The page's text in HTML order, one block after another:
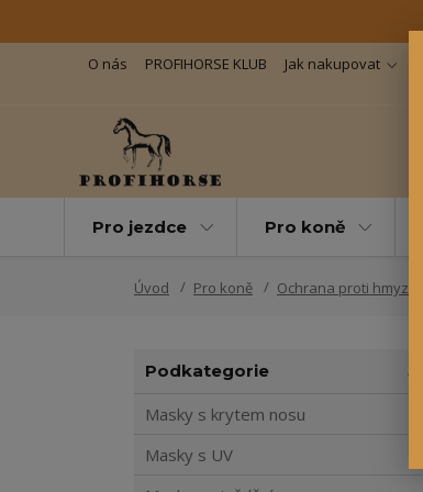
O nás PROFIHORSE KLUB Jak nakupovat
Pro jezdce Pro koně
Úvod Pro koně Ochrana proti hmyzu
Podkategorie
Masky s krytem nosu
Masky s UV